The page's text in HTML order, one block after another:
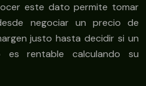
este dato permite tomar
negociar un precio de
justo hasta decidir si un
es rentable calculando su